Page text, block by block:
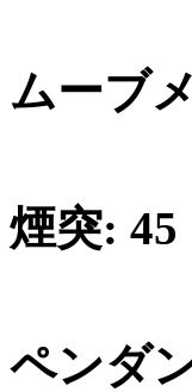
ムーブ
煙突: 45
ペンダ